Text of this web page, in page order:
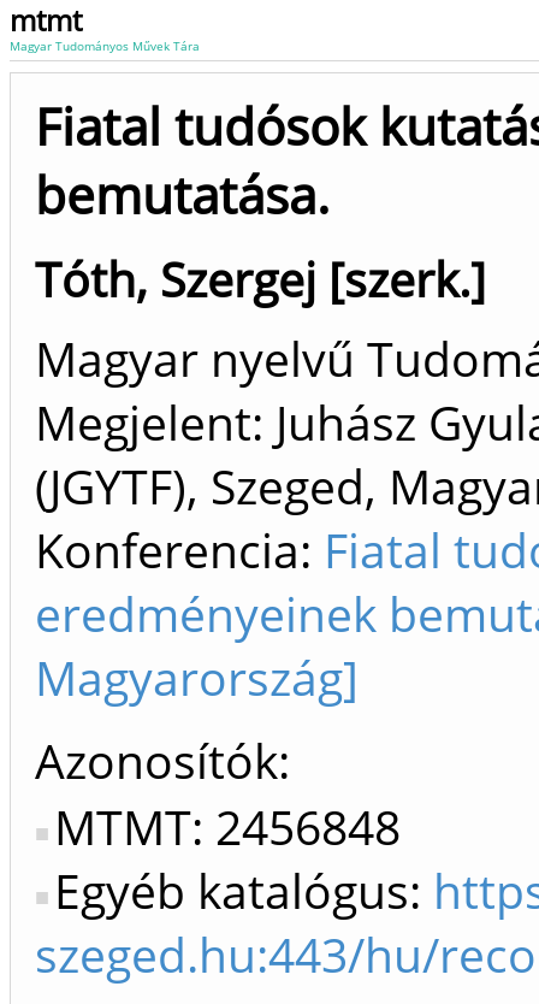
mtmt
Magyar Tudományos Művek Tára
Fiatal tudósok
bemutatása.
Tóth, Szergej [szerk.]
Magyar nyelvű
Megjelent: Juhász
(JGYTF), Szeged,
Konferencia: Fiatal
eredményeinek
Magyarország]
Azonosítók
MTMT: 2456848
Egyéb katalógus:
szeged.hu:443/hu/